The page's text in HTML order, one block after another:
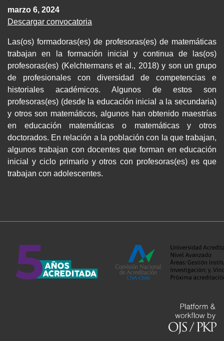
marzo 6, 2024
Descargar convocatoria
Las(os) formadoras(es) de profesoras(es) de matemáticas
trabajan en la formación inicial y continua de las(os)
profesoras(es) (Kelchtermans et al., 2018) y son un grupo
de profesionales con diversidad de competencias e
historiales académicos. Algunos de estos son
profesoras(es) (desde la educación inicial a la secundaria)
y otros son matemáticos, algunos han obtenido maestrías
en educación matemáticas o matemáticas y otros
doctorados. En relación a la población con la que trabajan,
algunos trabajan con docentes que forman en educación
inicial y ciclo primario y otros con profesoras(es) es que
trabajan con adolescentes.